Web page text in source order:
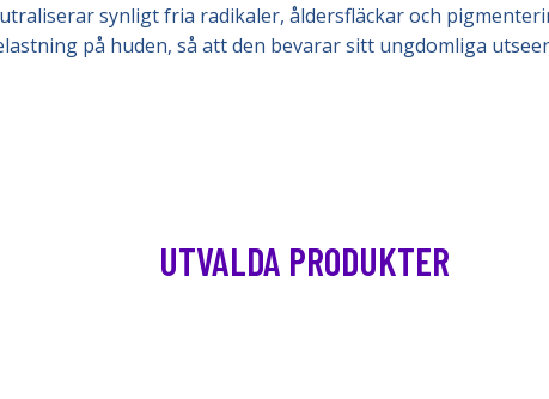
synligt fria radikaler, åldersfläckar och
på huden, så att den bevarar sitt ungdomliga
UTVALDA PRODUKTER